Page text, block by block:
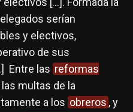
serían
y electivos,
de sus
Entre las reformas
multas de la
a los obreros , y